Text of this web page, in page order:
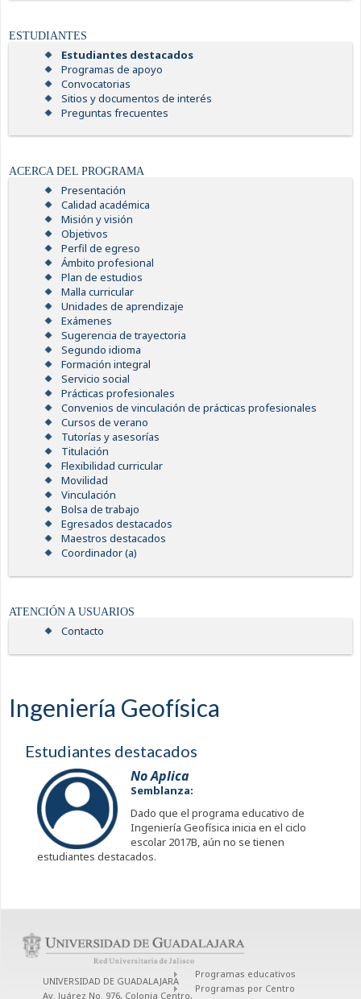
ESTUDIANTES
Estudiantes destacados
Programas de apoyo
Convocatorias
Sitios y documentos de interés
Preguntas frecuentes
ACERCA DEL PROGRAMA
Presentación
Calidad académica
Misión y visión
Objetivos
Perfil de egreso
Ámbito profesional
Plan de estudios
Malla curricular
Unidades de aprendizaje
Exámenes
Sugerencia de trayectoria
Segundo idioma
Formación integral
Servicio social
Prácticas profesionales
Convenios de vinculación de prácticas profesionales
Cursos de verano
Tutorías y asesorías
Titulación
Flexibilidad curricular
Movilidad
Vinculación
Bolsa de trabajo
Egresados destacados
Maestros destacados
Coordinador (a)
ATENCIÓN A USUARIOS
Contacto
Ingeniería Geofísica
Estudiantes destacados
No Aplica
Semblanza:
Dado que el programa educativo de
Ingeniería Geofísica inicia en el ciclo
escolar 2017B, aún no se tienen
estudiantes destacados.
UNIVERSIDAD DE GUADALAJARA
Av. Juárez No. 976, Colonia Centro,
Programas educativos
Programas por Centro